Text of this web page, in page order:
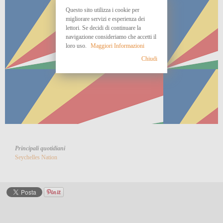
Principali quotidiani
Seychelles Nation
Questo sito utilizza i cookie per
migliorare servizi e esperienza dei
lettori. Se decidi di continuare la
navigazione consideriamo che accetti il
loro uso.
Maggiori Informazioni
Chiudi